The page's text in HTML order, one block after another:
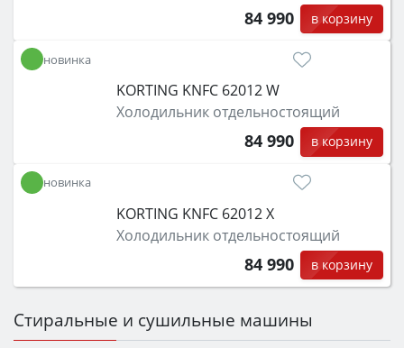
84 990 в корзину
новинка
KORTING KNFC 62012 W
Холодильник отдельностоящий
84 990 в корзину
новинка
KORTING KNFC 62012 X
Холодильник отдельностоящий
84 990 в корзину
Стиральные и сушильные машины